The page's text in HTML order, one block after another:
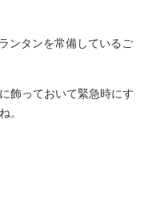
ンタンを常備しているご
飾っておいて緊急時にす
。